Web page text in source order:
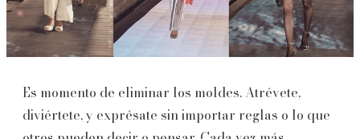
Es momento de eliminar los moldes. Atrévete,
diviértete, y exprésate sin importar reglas o lo que